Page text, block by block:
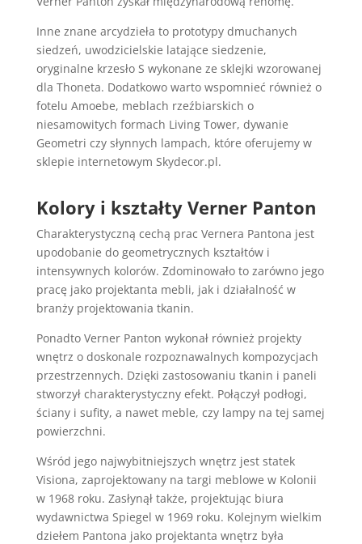
Inne znane arcydzieła to prototypy dmuchanych
siedzeń, uwodzicielskie latające siedzenie,
oryginalne krzesło S wykonane ze sklejki wzorowanej
dla Thoneta. Dodatkowo warto wspomnieć również o
fotelu Amoebe, meblach rzeźbiarskich o
niesamowitych formach Living Tower, dywanie
Geometri czy słynnych lampach, które oferujemy w
sklepie internetowym Skydecor.pl.
Kolory i kształty Verner Panton
Charakterystyczną cechą prac Vernera Pantona jest
upodobanie do geometrycznych kształtów i
intensywnych kolorów. Zdominowało to zarówno jego
pracę jako projektanta mebli, jak i działalność w
branży projektowania tkanin.
Ponadto Verner Panton wykonał również projekty
wnętrz o doskonale rozpoznawalnych kompozycjach
przestrzennych. Dzięki zastosowaniu tkanin i paneli
stworzył charakterystyczny efekt. Połączył podłogi,
ściany i sufity, a nawet meble, czy lampy na tej samej
powierzchni.
Wśród jego najwybitniejszych wnętrz jest statek
Visiona, zaprojektowany na targi meblowe w Kolonii
w 1968 roku. Zasłynął także, projektując biura
wydawnictwa Spiegel w 1969 roku. Kolejnym wielkim
dziełem Pantona jako projektanta wnętrz była